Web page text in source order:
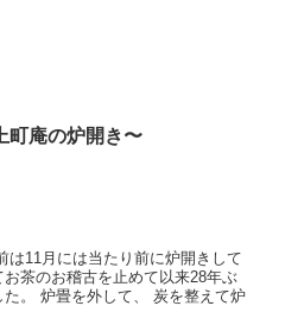
町庵の炉開き〜
は11月には当たり前に炉開きして
茶のお稽古を止めて以来28年ぶ
。 炉畳を外して、 炭を整えて炉